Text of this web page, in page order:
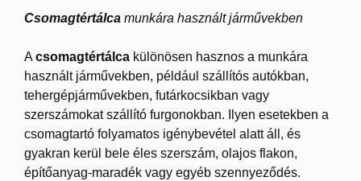
Csomagtértálca munkára használt járművekben
Acsomagtértálca különösen hasznos a munkára
használt járművekben, például szállítós autókban,
tehergépjárművekben, futárkocsikban vagy
szerszámokat szállító furgonokban. Ilyen esetekben a
csomagtartó folyamatos igénybevétel alatt áll, és
gyakran kerül bele éles szerszám, olajos flakon,
építőanyag-maradék vagy egyéb szennyeződés.